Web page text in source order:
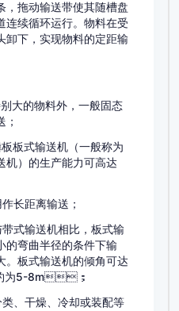
，拖动输送带使其随槽盘
续循环运行。物料在受
卸下，实现物料的定距输
大的物料外，一般固态
；
鳞板板式输送机（一般称为
机）的生产能力可高达
作长距离输送；
带式输送机相比，板式输
的弯曲半径的条件下输
。板式输送机的倾角可达
约为5-8m；
、干燥、冷却或装配等